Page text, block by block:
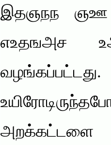
இதஞநந ஞஊ
எஉதஙஅச
அறக்கட்டளை